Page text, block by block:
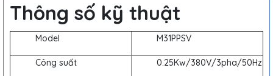
Thông số kỹ thuật
Model M31PPSV
Công suất 0.25Kw/380V/3pha/50Hz